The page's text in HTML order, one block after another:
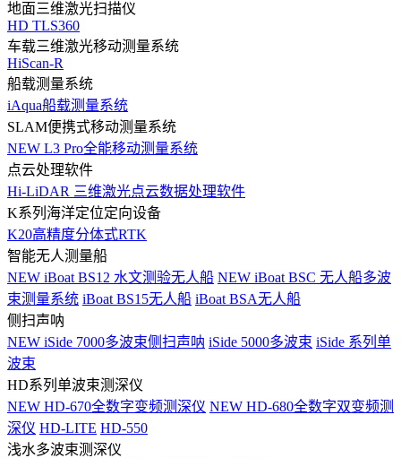
地面三维激光扫描仪
HD TLS360
车载三维激光移动测量系统
HiScan-R
船载测量系统
iAqua船载测量系统
SLAM便携式移动测量系统
NEW L3 Pro全能移动测量系统
点云处理软件
Hi-LiDAR 三维激光点云数据处理软件
K系列海洋定位定向设备
K20高精度分体式RTK
智能无人测量船
NEW iBoat BS12 水文测验无人船 NEW iBoat BSC 无人船多波
束测量系统 iBoat BS15无人船 iBoat BSA无人船
侧扫声呐
NEW iSide 7000多波束侧扫声呐 iSide 5000多波束 iSide 系列单
波束
HD系列单波束测深仪
NEW HD-670全数字变频测深仪 NEW HD-680全数字双变频测
深仪 HD-LITE HD-550
浅水多波束测深仪